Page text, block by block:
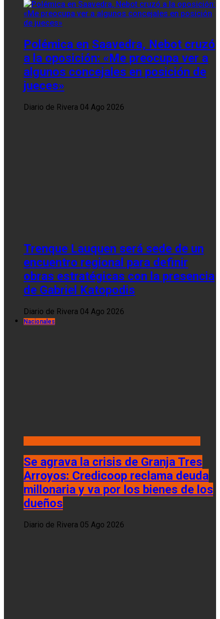
Polémica en Saavedra, Nebot cruzó
a la oposición: «Me preocupa ver a
algunos concejales en posición de
jueces»
Diario de Rivera 04 Ago 2026
Trenque Lauquen será sede de un
encuentro regional para definir
obras estratégicas con la presencia
de Gabriel Katopodis
Diario de Rivera 04 Ago 2026
Nacionales
Se agrava la crisis de Granja Tres
Arroyos: Credicoop reclama deuda
millonaria y va por los bienes de los
dueños
Diario de Rivera 05 Ago 2026